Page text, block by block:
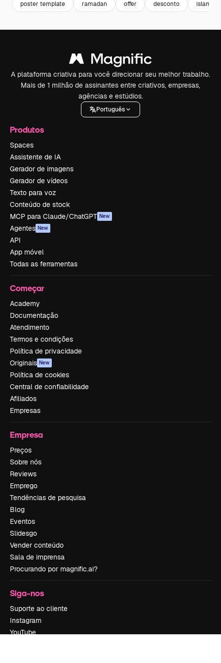
poster template ramadan offer desconto islamic
A plataforma criativa para você direcionar seu melhor trabalho.
Mais de 1 milhão de assinantes entre criativos, empresas,
agências e estúdios.
Português
Produtos
Spaces
Assistente de IA
Gerador de imagens
Gerador de vídeos
Texto para voz
Conteúdo de stock
MCP para Claude/ChatGPT New
Agentes New
API
App móvel
Todas as ferramentas
Começar
Academy
Documentação
Atendimento
Termos e condições
Política de privacidade
Originais New
Política de cookies
Central de confiabilidade
Afiliados
Empresas
Empresa
Preços
Sobre nós
Reviews
Emprego
Tendências de pesquisa
Blog
Eventos
Slidesgo
Vender conteúdo
Sala de imprensa
Procurando por magnific.ai?
Siga-nos
Suporte ao cliente
Instagram
YouTube